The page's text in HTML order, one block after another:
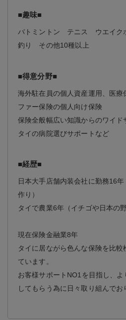
■趣味■
バトミントン テニス ウエイ
釣り その他10種以上
■得意分野■
海外駐在員の個人資産運用、医療
ファー保険の個人向け保険
保険全般幅広い知識からのワイド
タイの病院選びサポートなど
■経歴■
日本大手店舗内装会社に勤務16
作り）
タイで農業6年（イチゴや日本の
現在保険金融業8年
タイに居ながら色んな保険を比較
ています。
お客様サポートNO1を目指し、
してもらう為に日々取り組んでお